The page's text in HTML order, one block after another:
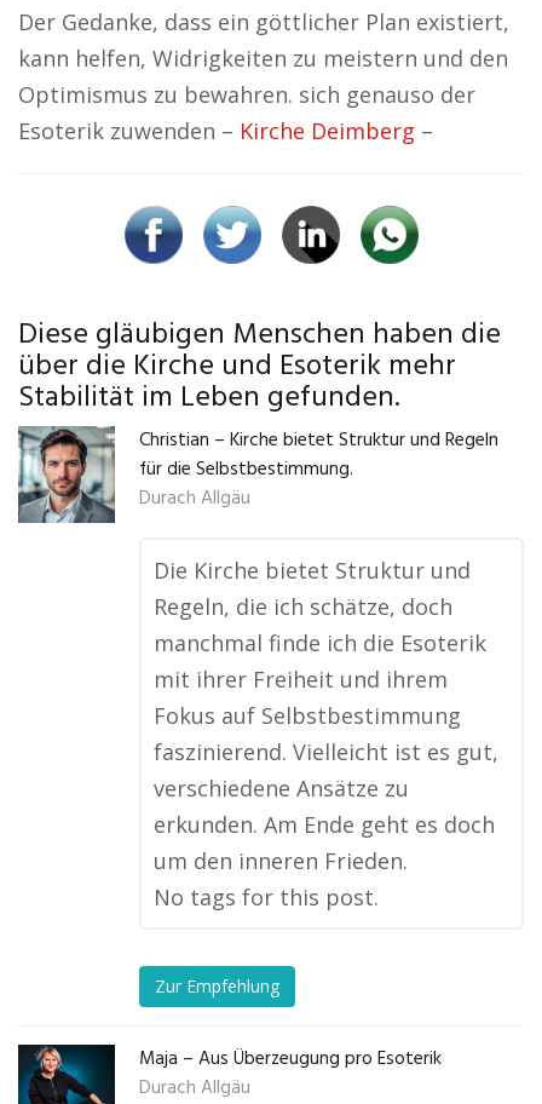
Der Gedanke, dass ein göttlicher Plan existiert,
kann helfen, Widrigkeiten zu meistern und den
Optimismus zu bewahren. sich genauso der
Esoterik zuwenden – Kirche Deimberg –
Diese gläubigen Menschen haben die
über die Kirche und Esoterik mehr
Stabilität im Leben gefunden.
Christian – Kirche bietet Struktur und Regeln
für die Selbstbestimmung.
Durach Allgäu
Die Kirche bietet Struktur und
Regeln, die ich schätze, doch
manchmal finde ich die Esoterik
mit ihrer Freiheit und ihrem
Fokus auf Selbstbestimmung
faszinierend. Vielleicht ist es gut,
verschiedene Ansätze zu
erkunden. Am Ende geht es doch
um den inneren Frieden.
No tags for this post.
Zur Empfehlung
Maja – Aus Überzeugung pro Esoterik
Durach Allgäu